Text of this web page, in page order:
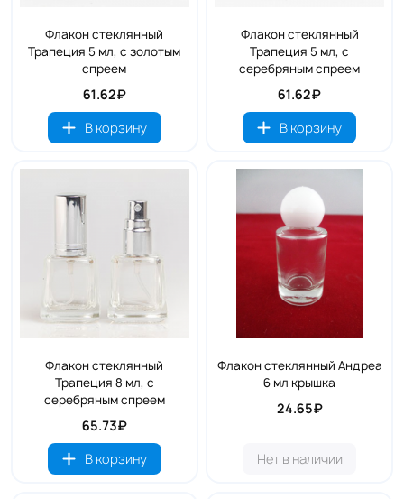
Флакон стеклянный
Трапеция 5 мл, с золотым
спреем
61.62₽
В корзину
Флакон стеклянный
Трапеция 5 мл, с
серебряным спреем
61.62₽
В корзину
Флакон стеклянный
Трапеция 8 мл, с
серебряным спреем
65.73₽
В корзину
Флакон стеклянный Андреа
6 мл крышка
24.65₽
Нет в наличии